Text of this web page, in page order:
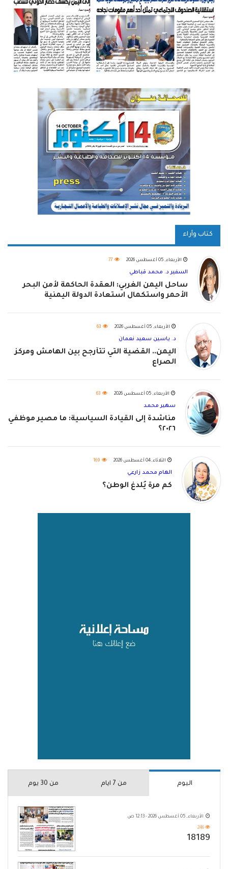
كتاب وآراء
الأربعاء, 05 أغسطس 2026 77
السفير د. محمد قباطي
ساحل اليمن الغربي: العقدة الحاكمة لأمن البحر
الأحمر واستكمال استعادة الدولة اليمنية
الأربعاء, 05 أغسطس 2026 63
د. ياسين سعيد نعمان
اليمن.. القضية التي تتأرجح بين الهامش ومركز
الصراع
الأربعاء, 05 أغسطس 2026 63
سهير محمد
مناشدة إلى القيادة السياسية: ما مصير موظفي
٢٠٢٦؟
الثلاثاء, 04 أغسطس 2026 169
الهام محمد زارعي
كم مرة يُلدغ الوطن؟
اليوم من 7 ايام من 30 يوم
الأربعاء, 05 أغسطس 2026 - 12:13 ص
246
18189